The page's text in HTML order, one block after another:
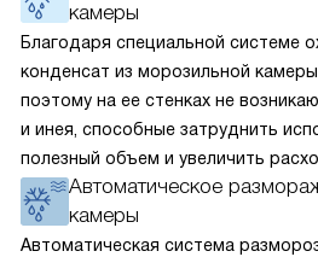
камеры
Благодаря специальной системе
конденсат из морозильной
поэтому на ее стенках не
и инея, способные затруднить
полезный объем и увеличить
Соответстве нет необходимости
размораживаниях, поскольку
автоматически.
Автоматическое
камеры
Автоматическая система